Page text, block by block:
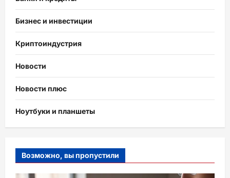
Бизнес и инвестиции
Криптоиндустрия
Новости
Новости плюс
Ноутбуки и планшеты
Возможно, вы пропустили